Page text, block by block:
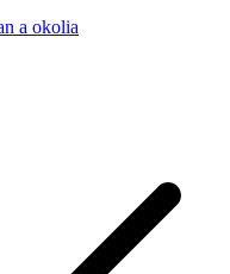
a okolia